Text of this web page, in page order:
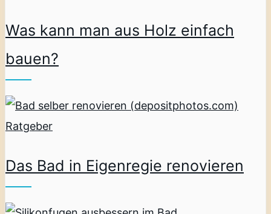
Was kann man aus Holz einfach
bauen?
Ratgeber
Das Bad in Eigenregie renovieren